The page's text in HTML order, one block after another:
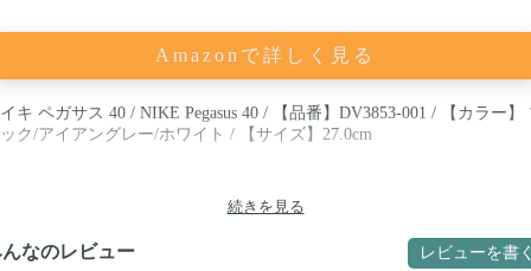
Amazonで詳しく見る
キ ペガサス 40 / NIKE Pegasus 40 / 【品番】DV3853-001 / 【カラー】
ク/アイアングレー/ホワイト / 【サイズ】27.0cm
続きを見る
なのレビュー レビューを書